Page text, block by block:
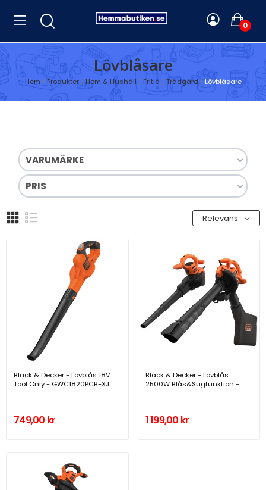
0
Lövblåsare
Hem Produkter Hem & Hushåll Fritid Trädgård Lövblåsare
VARUMÄRKE
PRIS
Relevans
Black & Decker - Lövblås 18V
Tool Only - GWC1820PCB-XJ
749,00 kr
Black & Decker - Lövblås
2500W Blås&Sugfunktion -
1 199,00 kr